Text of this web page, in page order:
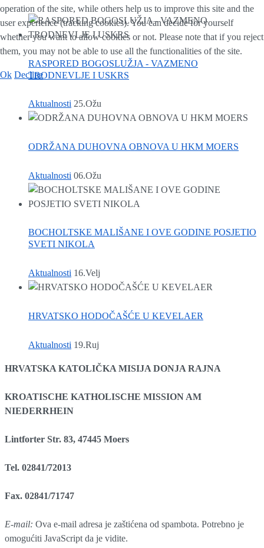
RASPORED BOGOSLUŽJA - VAZMENO
TRODNEVLJE I USKRS
Aktualnosti 25.Ožu
ODRŽANA DUHOVNA OBNOVA U HKM MOERS
Aktualnosti 06.Ožu
BOCHOLTSKE MALIŠANE I OVE GODINE POSJETIO
SVETI NIKOLA
Aktualnosti 16.Velj
HRVATSKO HODOČAŠĆE U KEVELAER
Aktualnosti 19.Ruj
HRVATSKA KATOLIČKA MISIJA DONJA RAJNA
KROATISCHE KATHOLISCHE MISSION AM
NIEDERRHEIN
Lintforter Str. 83, 47445 Moers
Tel. 02841/72013
Fax. 02841/71747
E-mail: Ova e-mail adresa je zaštićena od spambota. Potrebno je
omogućiti JavaScript da je vidite.
operation of the site, while others help us to improve this site and the
user experience (tracking cookies). You can decide for yourself
whether you want to allow cookies or not. Please note that if you reject
them, you may not be able to use all the functionalities of the site.
Ok Decline